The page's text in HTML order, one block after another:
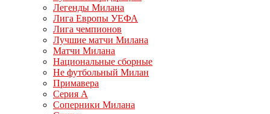
Легенды Милана
Лига Европы УЕФА
Лига чемпионов
Лучшие матчи Милана
Матчи Милана
Национальные сборные
Не футбольный Милан
Примавера
Серия А
Соперники Милана